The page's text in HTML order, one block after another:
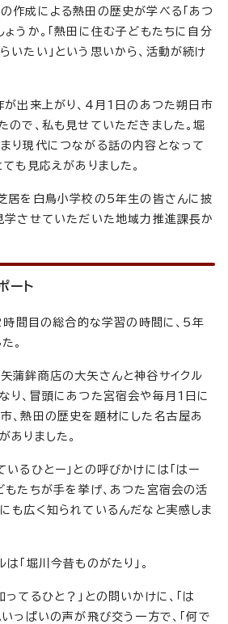
作成による熱田の歴史が学べる「あつ
ょうか。「熱田に住む子どもたちに自分
いたい」という思いから、活動が続け
が出来上がり、4月1日のあつた朔日市
ので、私も見せていただきました。堀
り現代につながる話の内容となって
も見応えがありました。
居を白鳥小学校の5年生の皆さんに披
学させていただいた地域力推進課長か
ート
間目の総合的な学習の時間に、5年
。
蒲鉾商店の大矢さんと神谷サイクル
り、冒頭にあつた宮宿会や毎月1日に
、熱田の歴史を題材にした名古屋あ
ありました。
いるひとー」との呼びかけには「はー
もたちが手を挙げ、あつた宮宿会の活
も広く知られているんだなと実感しま
「堀川今昔ものがたり」。
てるひと？」との問いかけに、「は
いっぱいの声が飛び交う一方で、「何で